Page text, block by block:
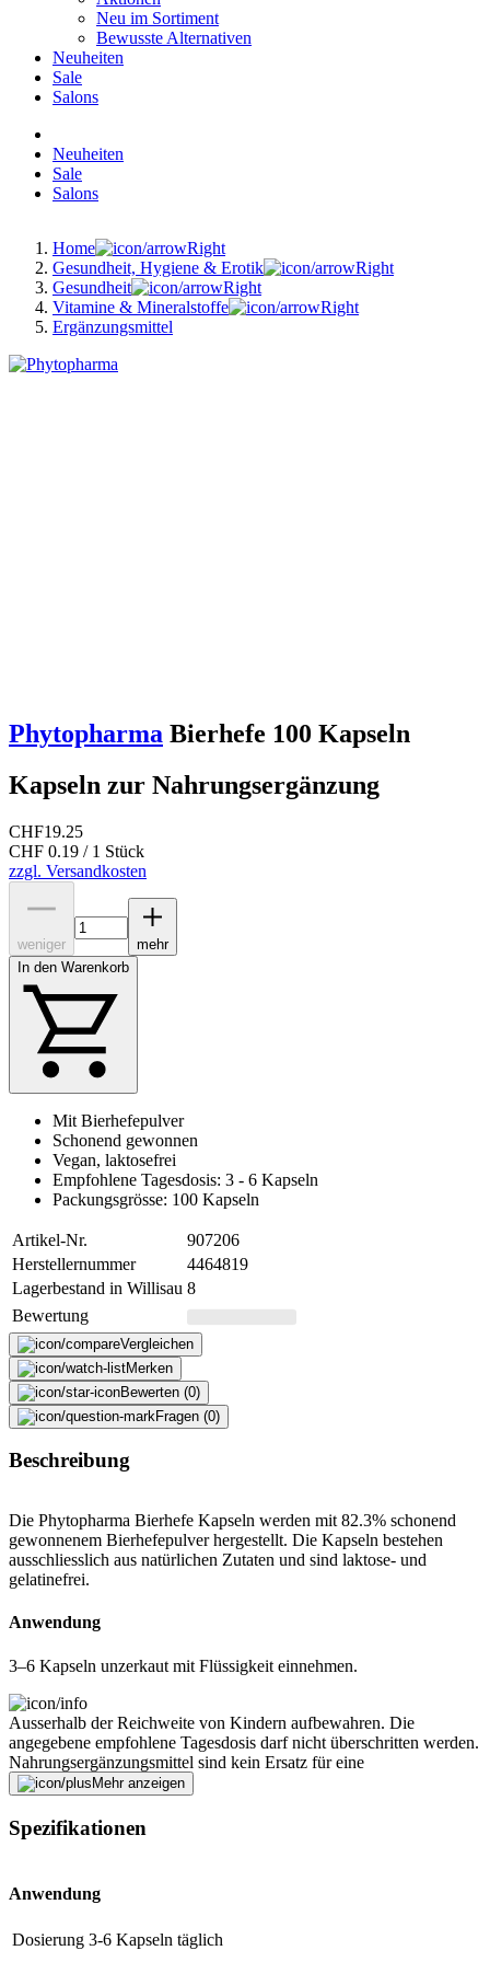
Neu im Sortiment
Bewusste Alternativen
Neuheiten
Sale
Salons
Neuheiten
Sale
Salons
Home
Gesundheit, Hygiene & Erotik
Gesundheit
Vitamine & Mineralstoffe
Ergänzungsmittel
Phytopharma Bierhefe 100 Kapseln
Kapseln zur Nahrungsergänzung
CHF19.25
CHF 0.19 / 1 Stück
zzgl. Versandkosten
weniger
mehr
In den Warenkorb
Mit Bierhefepulver
Schonend gewonnen
Vegan, laktosefrei
Empfohlene Tagesdosis: 3 - 6 Kapseln
Packungsgrösse: 100 Kapseln
Artikel-Nr.
907206
Herstellernummer
4464819
Lagerbestand in Willisau 8
Bewertung
Vergleichen
Merken
Bewerten (0)
Fragen (0)
Beschreibung
Die Phytopharma Bierhefe Kapseln werden mit 82.3% schonend
gewonnenem Bierhefepulver hergestellt. Die Kapseln bestehen
ausschliesslich aus natürlichen Zutaten und sind laktose- und
gelatinefrei.
Anwendung
3–6 Kapseln unzerkaut mit Flüssigkeit einnehmen.
Ausserhalb der Reichweite von Kindern aufbewahren. Die
angegebene empfohlene Tagesdosis darf nicht überschritten werden.
Nahrungsergänzungsmittel sind kein Ersatz für eine
abwechslungsreiche und ausgewogene Ernährung und eine gesunde
Lebensweise.
Fehler melden
Mehr anzeigen
Spezifikationen
Anwendung
Dosierung 3-6 Kapseln täglich